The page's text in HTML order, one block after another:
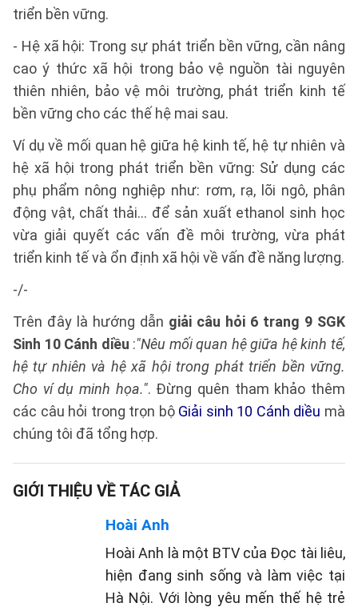
triển bền vững.
- Hệ xã hội: Trong sự phát triển bền vững, cần nâng
cao ý thức xã hội trong bảo vệ nguồn tài nguyên
thiên nhiên, bảo vệ môi trường, phát triển kinh tế
bền vững cho các thế hệ mai sau.
Ví dụ về mối quan hệ giữa hệ kinh tế, hệ tự nhiên và
hệ xã hội trong phát triển bền vững: Sử dụng các
phụ phẩm nông nghiệp như: rơm, rạ, lõi ngô, phân
động vật, chất thải… để sản xuất ethanol sinh học
vừa giải quyết các vấn đề môi trường, vừa phát
triển kinh tế và ổn định xã hội về vấn đề năng lượng.
-/-
Trên đây là hướng dẫn giải câu hỏi 6 trang 9 SGK
Sinh 10 Cánh diều :"Nêu mối quan hệ giữa hệ kinh tế,
hệ tự nhiên và hệ xã hội trong phát triển bền vững.
Cho ví dụ minh họa.". Đừng quên tham khảo thêm
các câu hỏi trong trọn bộ Giải sinh 10 Cánh diều mà
chúng tôi đã tổng hợp.
GIỚI THIỆU VỀ TÁC GIẢ
Hoài Anh
Hoài Anh là một BTV của Đọc tài liêu,
hiện đang sinh sống và làm việc tại
Hà Nội. Với lòng yêu mến thế hệ trẻ